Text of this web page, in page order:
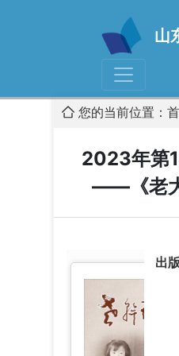
山
您的当前位置：
2023年第
——《老
出